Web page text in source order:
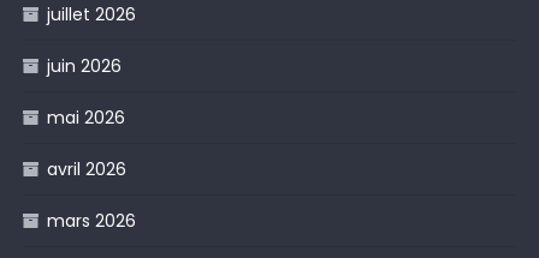
juillet 2026
juin 2026
mai 2026
avril 2026
mars 2026